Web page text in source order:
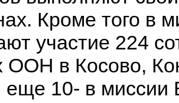
Кроме того в
участие 224
ООН в Косово,
еще 10- в миссии